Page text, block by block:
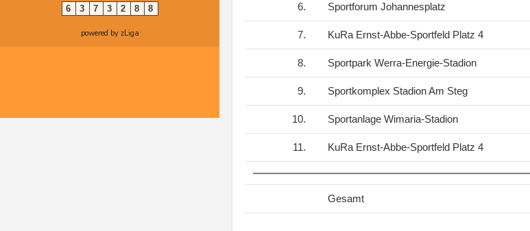
6 3 7 3 2 8 8
powered by zLiga
6. Sportforum Johannesplatz
7. KuRa Ernst-Abbe-Sportfeld Platz 4
8. Sportpark Werra-Energie-Stadion
9. Sportkomplex Stadion Am Steg
10. Sportanlage Wimaria-Stadion
11. KuRa Ernst-Abbe-Sportfeld Platz 4
Gesamt